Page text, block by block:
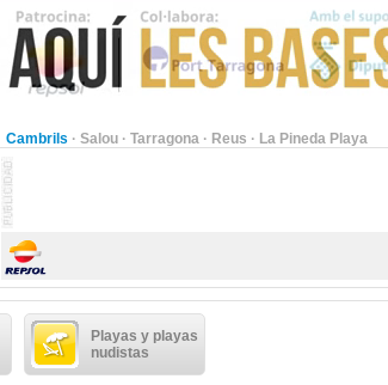
Cambrils · Salou · Tarragona · Reus · La Pineda Playa
Playas y playas
nudistas